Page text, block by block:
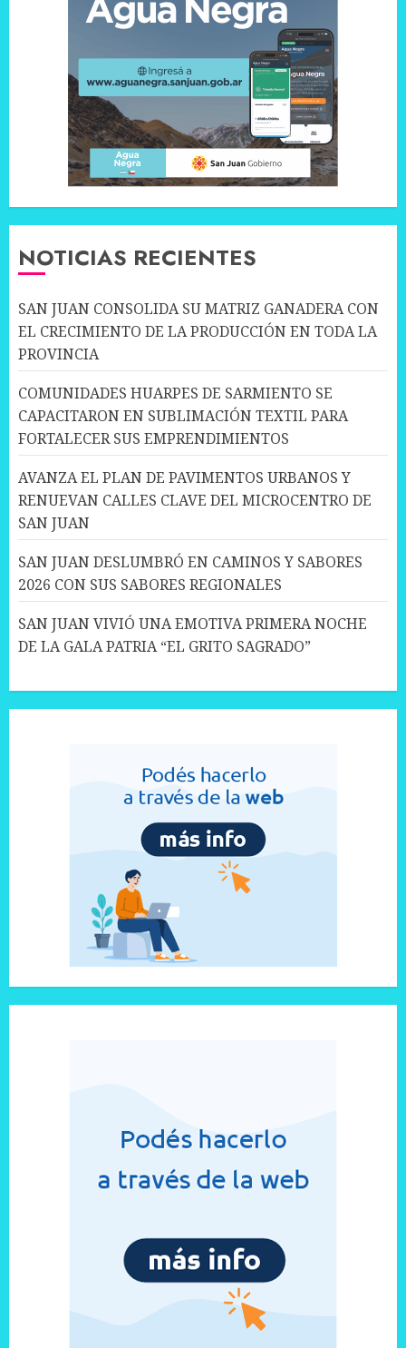
NOTICIAS RECIENTES
SAN JUAN CONSOLIDA SU MATRIZ GANADERA CON
EL CRECIMIENTO DE LA PRODUCCIÓN EN TODA LA
PROVINCIA
COMUNIDADES HUARPES DE SARMIENTO SE
CAPACITARON EN SUBLIMACIÓN TEXTIL PARA
FORTALECER SUS EMPRENDIMIENTOS
AVANZA EL PLAN DE PAVIMENTOS URBANOS Y
RENUEVAN CALLES CLAVE DEL MICROCENTRO DE
SAN JUAN
SAN JUAN DESLUMBRÓ EN CAMINOS Y SABORES
2026 CON SUS SABORES REGIONALES
SAN JUAN VIVIÓ UNA EMOTIVA PRIMERA NOCHE
DE LA GALA PATRIA “EL GRITO SAGRADO”